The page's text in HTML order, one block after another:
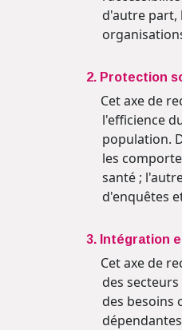
d'autre part,
2. Protection
Cet axe de
l'efficience
population.
les
santé ;
d'enquêtes
3. Intégration
Cet axe de
des
des besoins